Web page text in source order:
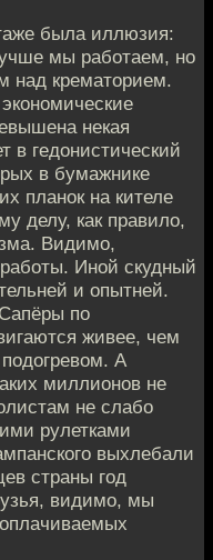
была иллюзия:
мы работаем, но
над крематорием.
некая
в гедонистический
в бумажнике
планок на кителе
делу, как правило,
Видимо,
Иной скудный
и опытней.
по
живее, чем
А
миллионов не
не слабо
рулетками
выхлебали
страны год
видимо, мы